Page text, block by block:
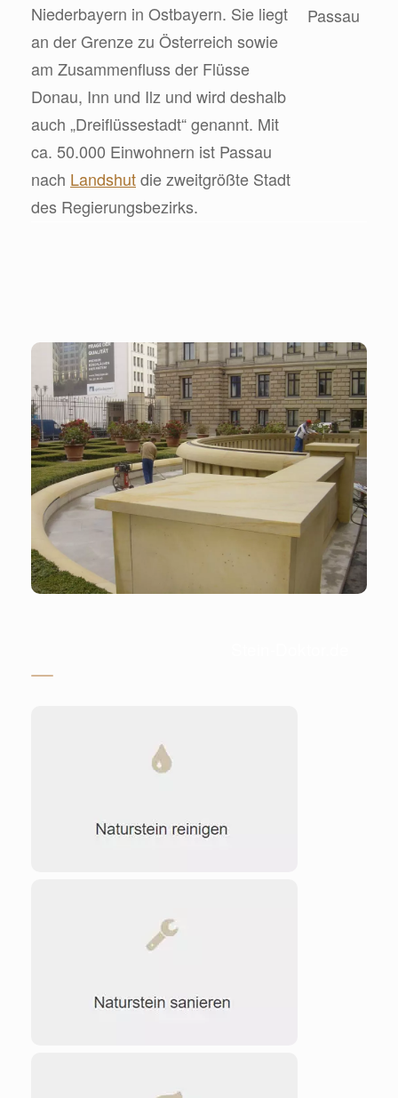
Niederbayern in Ostbayern. Sie liegt
an der Grenze zu Österreich sowie
am Zusammenfluss der Flüsse
Donau, Inn und Ilz und wird deshalb
auch „Dreiflüssestadt“ genannt. Mit
ca. 50.000 Einwohnern ist Passau
nach Landshutdie zweitgrößte Stadt
des Regierungsbezirks.